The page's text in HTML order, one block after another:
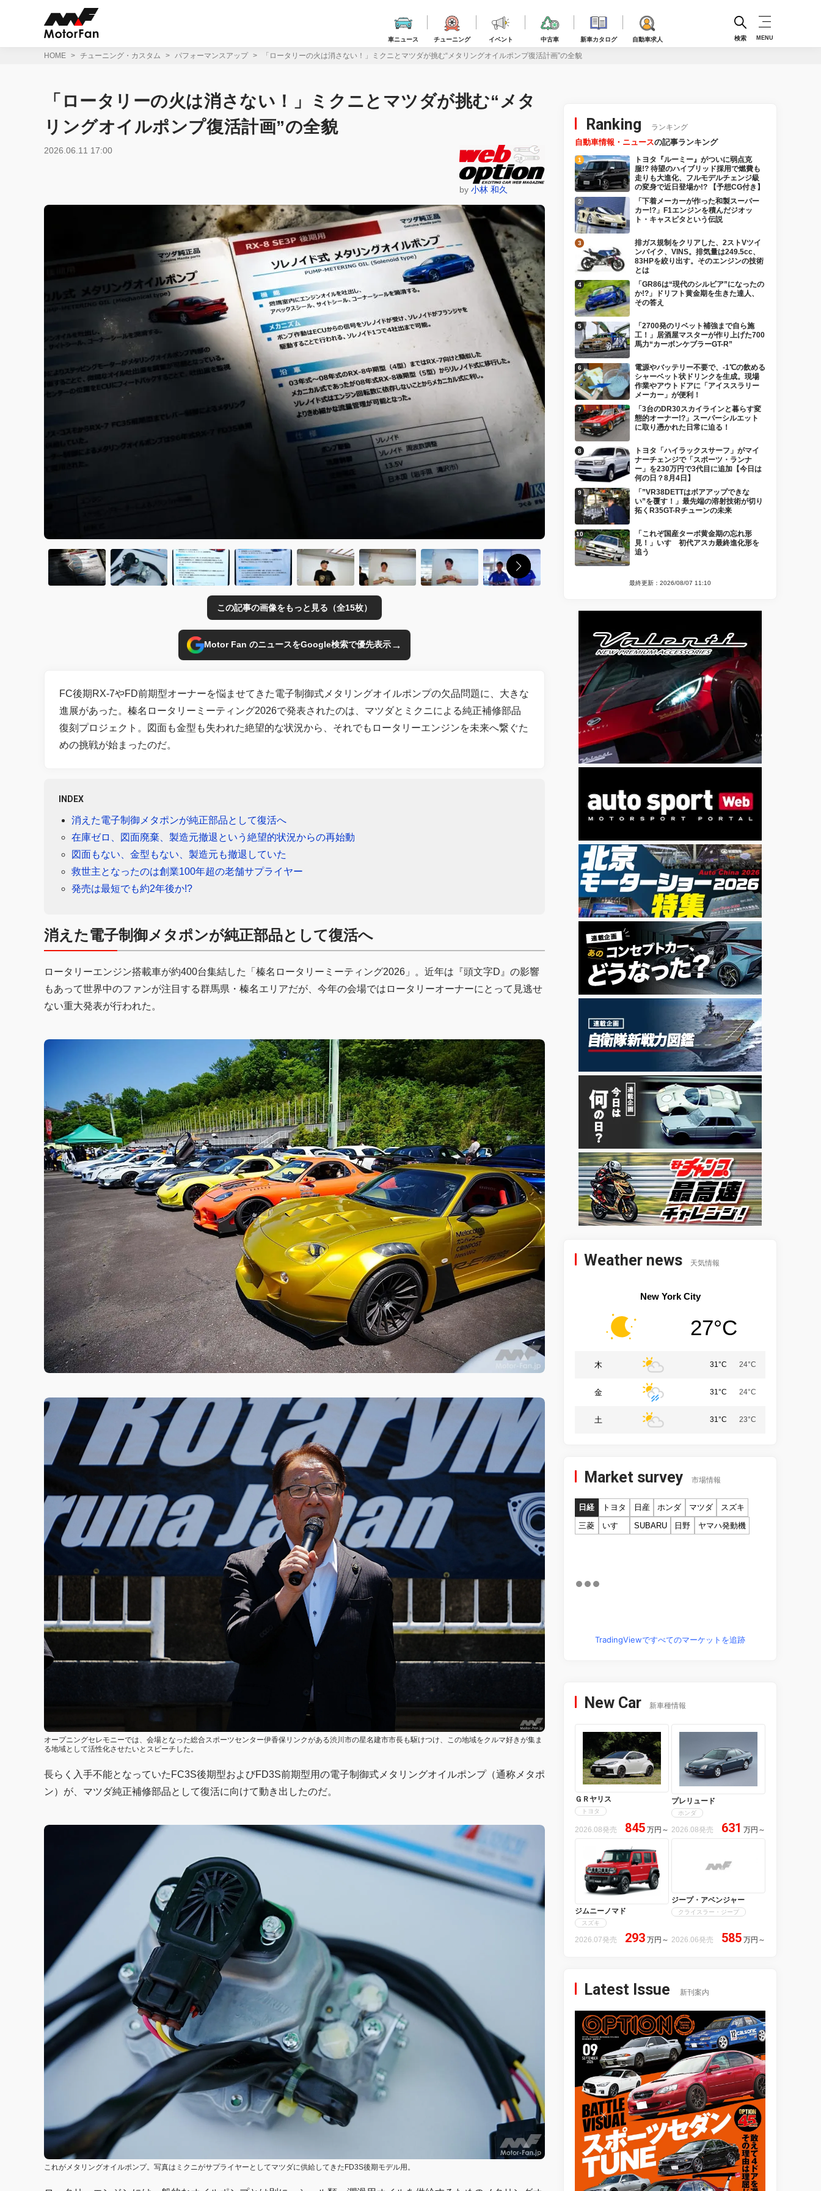
車ニュース チューニング イベント 中古車 新車カタログ 自動車求人 検索 MENU
HOME チューニング・カスタム パフォーマンスアップ 「ロータリーの火は消さない！」ミクニとマツダが挑む“メタリングオイルポンプ復活計画”の全貌
「ロータリーの火は消さない！」ミクニとマツダが挑む“メタ
リングオイルポンプ復活計画”の全貌
2026.06.11 17:00
by 小林 和久
この記事の画像をもっと見る（全15枚）
Motor Fan のニュースをGoogle検索で優先表示→
FC後期RX-7やFD前期型オーナーを悩ませてきた電子制御式メタリングオイルポンプの欠品問題に、大きな
進展があった。榛名ロータリーミーティング2026で発表されたのは、マツダとミクニによる純正補修部品
復刻プロジェクト。図面も金型も失われた絶望的な状況から、それでもロータリーエンジンを未来へ繋ぐた
めの挑戦が始まったのだ。
INDEX
消えた電子制御メタポンが純正部品として復活へ
在庫ゼロ、図面廃棄、製造元撤退という絶望的状況からの再始動
図面もない、金型もない、製造元も撤退していた
救世主となったのは創業100年超の老舗サプライヤー
発売は最短でも約2年後か!?
消えた電子制御メタポンが純正部品として復活へ
ロータリーエンジン搭載車が約400台集結した「榛名ロータリーミーティング2026」。近年は『頭文字D』の影響
もあって世界中のファンが注目する群馬県・榛名エリアだが、今年の会場ではロータリーオーナーにとって見逃せ
ない重大発表が行われた。
オープニングセレモニーでは、会場となった総合スポーツセンター伊香保リンクがある渋川市の星名建市市長も駆けつけ、この地域をクルマ好きが集ま
る地域として活性化させたいとスピーチした。
長らく入手不能となっていたFC3S後期型およびFD3S前期型用の電子制御式メタリングオイルポンプ（通称メタポ
ン）が、マツダ純正補修部品として復活に向けて動き出したのだ。
これがメタリングオイルポンプ。写真はミクニがサプライヤーとしてマツダに供給してきたFD3S後期モデル用。
Ranking ランキング
自動車情報・ニュースの記事ランキング
トヨタ『ルーミー』がついに弱点克
服!? 待望のハイブリッド採用で燃費も
走りも大進化、フルモデルチェンジ級
の変身で近日登場か!? 【予想CG付き】
「下着メーカーが作った和製スーパー
カー!?」F1エンジンを積んだジオッ
ト・キャスピタという伝説
排ガス規制をクリアした、2ストVツイ
ンバイク、VINS。排気量は249.5cc、
83HPを絞り出す。そのエンジンの技術
とは
「GR86は“現代のシルビア”になったの
か!?」ドリフト黄金期を生きた達人、
その答え
「2700発のリベット補強まで自ら施
工！」居酒屋マスターが作り上げた700
馬力“カーボンケブラーGT-R”
電源やバッテリー不要で、-1℃の飲める
シャーベット状ドリンクを生成。現場
作業やアウトドアに「アイススラリー
メーカー」が便利！
「3台のDR30スカイラインと暮らす変
態的オーナー!?」スーパーシルエット
に取り憑かれた日常に迫る！
トヨタ「ハイラックスサーフ」がマイ
ナーチェンジで「スポーツ・ランナ
ー」を230万円で3代目に追加【今日は
何の日？8月4日】
「”VR38DETTはボアアップできな
い”を覆す！」最先端の溶射技術が切り
拓くR35GT-Rチューンの未来
「これぞ国産ターボ黄金期の忘れ形
見！」いすゞ初代アスカ最終進化形を
追う
最終更新：2026/08/07 11:10
Weather news 天気情報
New York City
27°C
木 31°C 24°C
金 31°C 24°C
土 31°C 23°C
Market survey 市場情報
日経 トヨタ 日産 ホンダ マツダ
スズキ
三菱
いすゞ SUBARU 日野 ヤマハ発動機
TradingViewですべてのマーケットを追跡
New Car 新車種情報
ＧＲヤリス
トヨタ
2026.08発売 845 万円 ～
プレリュード
ホンダ
2026.08発売 631 万円 ～
ジムニーノマド
スズキ
2026.07発売 293 万円 ～
ジープ・アベンジャー
クライスラー・ジープ
2026.06発売 585 万円 ～
Latest Issue 新刊案内